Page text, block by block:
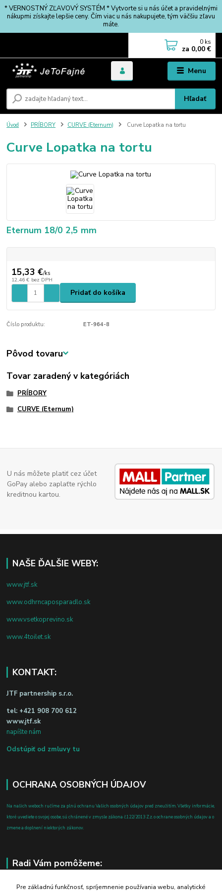
* VERNOSTNÝ ZĽAVOVÝ SYSTÉM * Vytvorte si u nás účet a pravidelnými
nákupmi získajte lepšie ceny. Čím viac u nás nakupujete, tým väčšiu zľavu
máte.
Menu
Hľadať
0 ks
za 0,00 €
Úvod PRÍBORY CURVE (Eternum) Curve Lopatka na tortu
Curve Lopatka na tortu
Eternum 18/0 2,5 mm
15,33 €/ks
12,46 € bez DPH
Pridať do košíka
Číslo produktu: ET-964-8
Pôvod tovaru
Tovar zaradený v kategóriách
PRÍBORY
CURVE (Eternum)
U nás môžete platiť cez účet
GoPay alebo zaplaťte rýchlo
kreditnou kartou.
NAŠE ĎALŠIE WEBY:
www.jtf.sk
www.odhrncaposparadlo.sk
www.vsetkoprevino.sk
www.4toilet.sk
KONTAKT:
JTF partnership s.r.o.
tel: +421 908 700 612
www.jtf.sk
napíšte nám
Odstúpiť od zmluvy tu
OCHRANA OSOBNÝCH ÚDAJOV
Na našich weboch ručíme za plnú ochranu Vašich osobných údajov pred zneužitím. Všetky informácie,
ktoré uvediete o svojej osobe, sú chránené v zmysle zákona č.122/2013 Z.z. o ochrane osobných údajov a o
zmene a doplnení niektorých zákonov.
Radi Vám pomôžeme:
+421 908 700 612
Pre základnú funkčnosť, spríjemnenie používania webu, analytické